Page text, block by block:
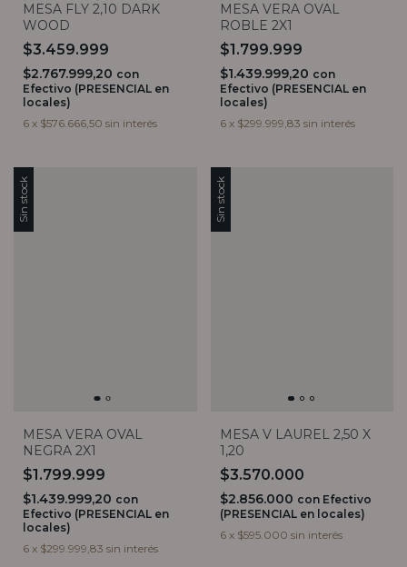
MESA FLY 2,10 DARK
WOOD
$3.459.999
$2.767.999,20 con
Efectivo (PRESENCIAL en
locales)
6 x $576.666,50 sin interés
MESA VERA OVAL
ROBLE 2X1
$1.799.999
$1.439.999,20 con
Efectivo (PRESENCIAL en
locales)
6 x $299.999,83 sin interés
Sin stock
MESA VERA OVAL
NEGRA 2X1
$1.799.999
$1.439.999,20 con
Efectivo (PRESENCIAL en
locales)
6 x $299.999,83 sin interés
Sin stock
MESA V LAUREL 2,50 X
1,20
$3.570.000
$2.856.000 con Efectivo
(PRESENCIAL en locales)
6 x $595.000 sin interés